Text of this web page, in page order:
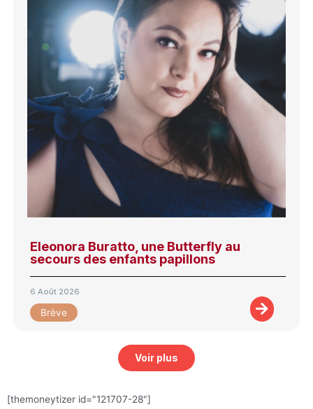
Eleonora Buratto, une Butterfly au
secours des enfants papillons
6 Août 2026
Brève
Voir plus
[themoneytizer id="121707-28"]